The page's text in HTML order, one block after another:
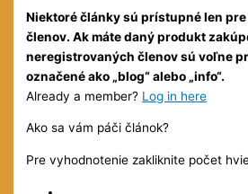
Niektoré články sú prístupné len
členov. Ak máte daný produkt
neregistrovaných členov sú voľne
označené ako „blog“ alebo „info“.
Already a member? Log in here
Ako sa vám páči článok?
Pre vyhodnotenie zakliknite počet